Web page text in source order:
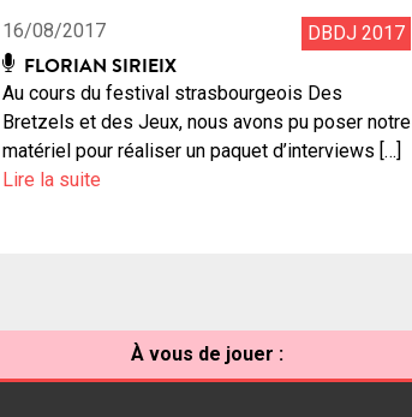
16/08/2017 DBDJ 2017
FLORIAN SIRIEIX
Au cours du festival strasbourgeois Des
Bretzels et des Jeux, nous avons pu poser notre
matériel pour réaliser un paquet d’interviews […]
Lire la suite
À vous de jouer :